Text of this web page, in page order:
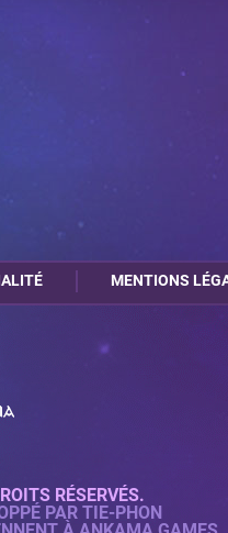
MENTIONS
RÉSERVÉS.
PAR TIE-PHON